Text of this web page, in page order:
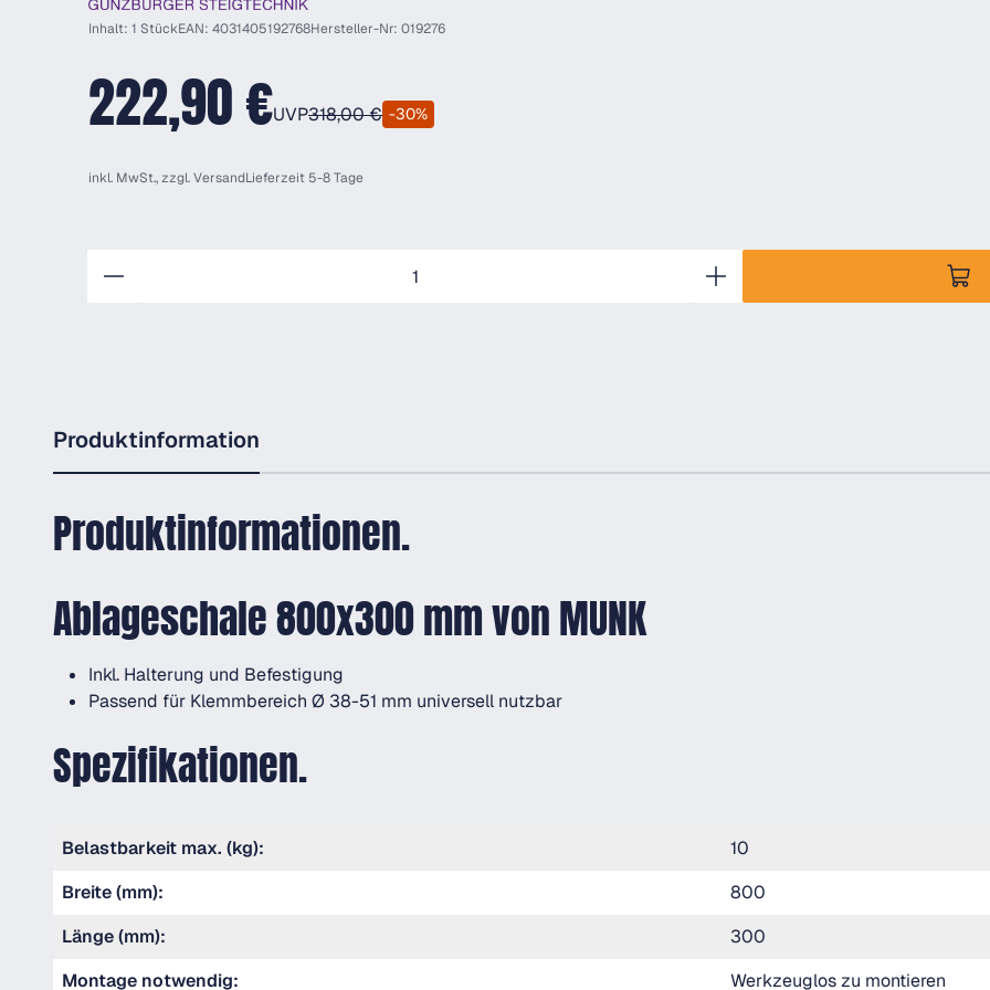
Inhalt: 1 StückEAN: 4031405192768Hersteller-Nr: 019276
222,90 €UVP318,00 € -30%
inkl. MwSt., zzgl.VersandLieferzeit 5-8 Tage
Produktinformation
Produktinformationen.
Ablageschale 800x300 mm von MUNK
Inkl. Halterung und Befestigung
Passend für Klemmbereich Ø 38-51 mm universell nutzbar
Spezifikationen.
Belastbarkeit max. (kg):
10
Breite (mm):
800
Länge (mm):
300
Montage notwendig:
Werkzeuglos zu montieren